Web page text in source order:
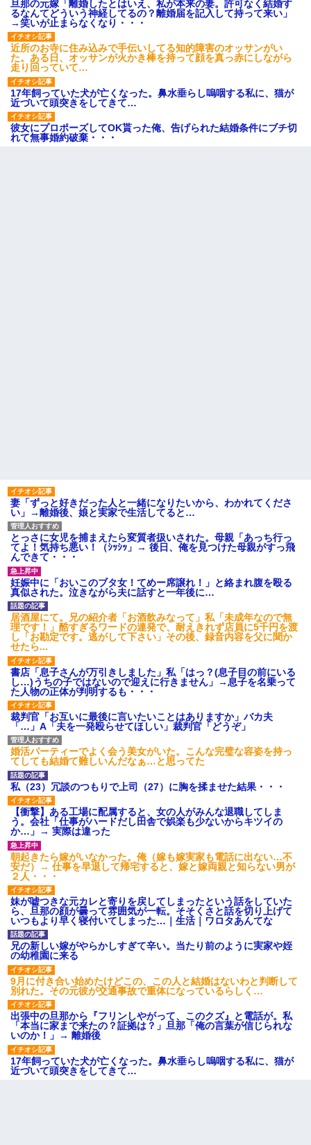
旦那の元嫁「離婚したとはいえ、私が本来の妻。許可なく結婚す
るなんてどういう神経してるの？離婚届を記入して持って来い」
→笑いが止まらなくなり・・・
近所のお寺に住み込みで手伝いしてる知的障害のオッサンがい
た。ある日、オッサンが火かき棒を持って顔を真っ赤にしながら
走り回っていて…
17年飼っていた犬が亡くなった。鼻水垂らし嗚咽する私に、猫が
近づいて頭突きをしてきて…
彼女にプロポーズしてOK貰った俺、告げられた結婚条件にブチ切
れて無事婚約破棄・・・
妻「ずっと好きだった人と一緒になりたいから、わかれてくださ
い」→離婚後、娘と実家で生活してると…
とっさに女児を捕まえたら変質者扱いされた。母親「あっち行っ
てよ！気持ち悪い！（ｼｯｼｯ」→ 後日、俺を見つけた母親がすっ飛
んできて・・・
妊娠中に「おいこのブタ女！てめー席譲れ！」と絡まれ腹を殴る
真似された。泣きながら夫に話すと一年後に…
居酒屋にて。兄の紹介者「お酒飲みなって」私「未成年なので無
理です！」酷すぎるワードの連発で、耐えきれず店員に5千円を渡
し「お勘定です。逃がして下さい」その後、録音内容を父に聞か
せたら...
書店「息子さんが万引きしました」私「はっ？(息子目の前にいる
し…)うちの子ではないので迎えに行きません」→息子を名乗って
た人物の正体が判明するも・・・
裁判官「お互いに最後に言いたいことはありますか」バカ夫
「…」A「夫を一発殴らせてほしい」裁判官「どうぞ」
婚活パーティーでよく会う美女がいた。こんな完璧な容姿を持っ
てしても結婚て難しいんだなぁ…と思ってた
私（23）冗談のつもりで上司（27）に胸を揉ませた結果・・・
【衝撃】ある工場に配属すると、女の人がみんな退職してしま
う。会社「仕事がハードだし田舎で娯楽も少ないからキツイの
か…」→ 実際は違った
朝起きたら嫁がいなかった。俺（嫁も嫁実家も電話に出ない…不
安だ）→ 仕事を早退して帰宅すると、嫁と嫁両親と知らない男が
２人・・・
妹が嘘つきな元カレと寄りを戻してしまったという話をしていた
ら、旦那の顔が曇って雰囲気が一転。そそくさと話を切り上げて
いつもより早く寝付いてしまった…｜生活｜ワロタあんてな
兄の新しい嫁がやらかしすぎて辛い。当たり前のように実家や姪
の幼稚園に来る
9月に付き合い始めたけどこの、この人と結婚はないわと判断して
別れた。その元彼が交通事故で重体になっているらしく…
出張中の旦那から『フリンしやがって、このクズ』と電話が。私
「本当に家まで来たの？証拠は？」旦那「俺の言葉が信じられな
いのか！」→ 離婚後
17年飼っていた犬が亡くなった。鼻水垂らし嗚咽する私に、猫が
近づいて頭突きをしてきて…